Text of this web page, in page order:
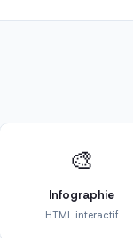
🎨
Infographie
HTML interactif